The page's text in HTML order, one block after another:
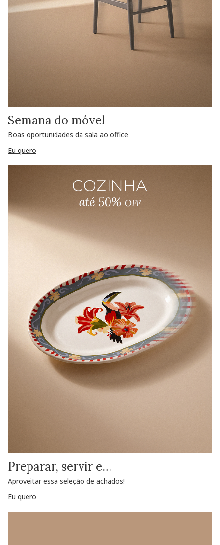
Semana do móvel
Boas oportunidades da sala ao office
Eu quero
Preparar, servir e…
Aproveitar essa seleção de achados!
Eu quero